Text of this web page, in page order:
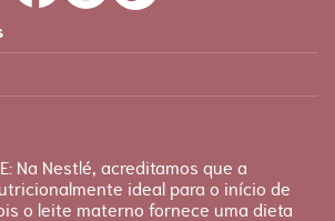
Materna
Recursos
Na Nestlé, acreditamos que a
ideal para o início de
o leite materno fornece uma dieta